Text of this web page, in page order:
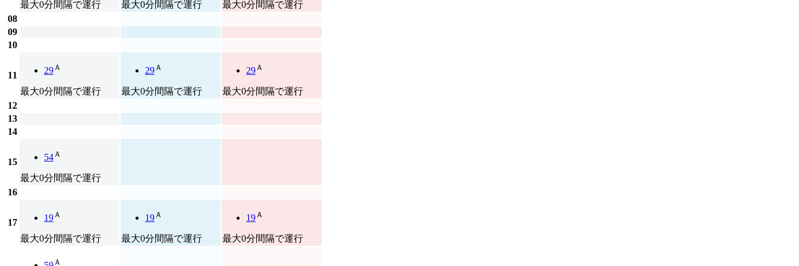
最大0分間隔で運行 最大0分間隔で運行
最大0分間隔で運行
08
09
10
11 29 Ａ
最大0分間隔で運行
29 Ａ
最大0分間隔で運行
29 Ａ
最大0分間隔で運行
12
13
14
15 54 Ａ
最大0分間隔で運行
16
17 19 Ａ
最大0分間隔で運行
19 Ａ
最大0分間隔で運行
19 Ａ
最大0分間隔で運行
Ａ